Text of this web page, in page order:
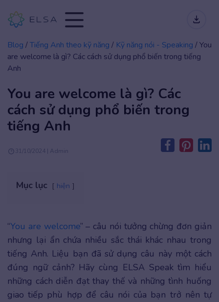
Blog /Tiếng Anh theo kỹ năng / Kỹ năng nói - Speaking /You
are welcome là gì? Các cách sử dụng phổ biến trong tiếng
Anh
You are welcome là gì? Các
cách sử dụng phổ biến trong
tiếng Anh
31/10/2024 | Admin
Mục lục hiện
“You are welcome” – câu nói tưởng chừng đơn giản
nhưng lại ẩn chứa nhiều sắc thái khác nhau trong
tiếng Anh. Liệu bạn đã sử dụng câu này một cách
đúng ngữ cảnh? Hãy cùng ELSA Speak tìm hiểu
những cách diễn đạt thay thế và những tình huống
giao tiếp phù hợp để câu nói của bạn trở nên tự